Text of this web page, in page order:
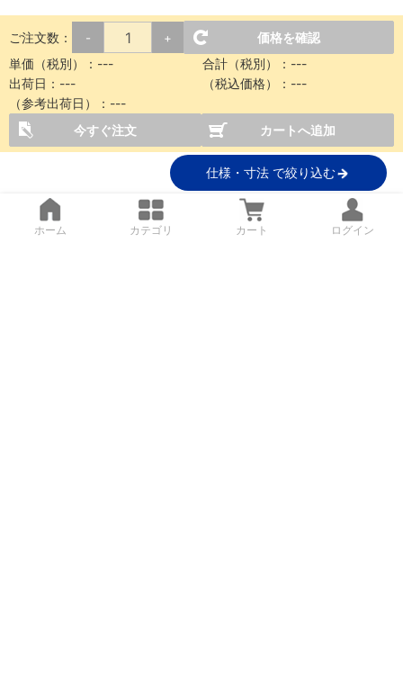
ご注文数： - +
価格を確認
単価（税別）： --- 合計（税別）： ---
出荷日： --- （税込価格）： ---
（参考出荷日）： ---
今すぐ注文
カートへ追加
仕様・寸法 で絞り込む
ホーム カテゴリ カート ログイン